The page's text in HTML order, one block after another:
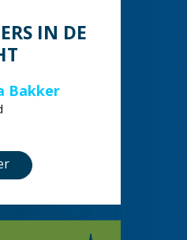
IN DE
Bakker